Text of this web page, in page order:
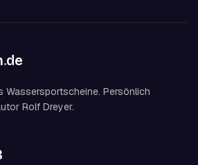
.de
Wassersportscheine. Persönlich
Rolf Dreyer.